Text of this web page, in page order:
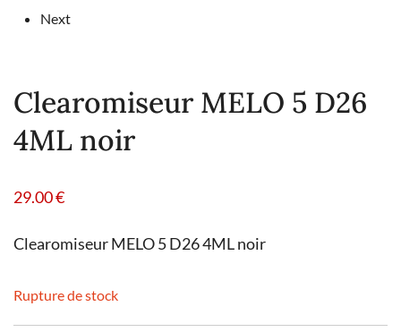
Next
Clearomiseur MELO 5 D26
4ML noir
29.00€
Clearomiseur MELO 5 D26 4ML noir
Rupture de stock